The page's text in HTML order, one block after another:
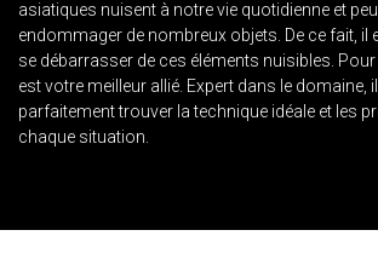
asiatiques nuisent à notre vie quotidienne et
endommager de nombreux objets. De ce fait, il
se débarrasser de ces éléments nuisibles.
est votre meilleur allié. Expert dans le domaine,
parfaitement trouver la technique idéale et les
chaque situation.